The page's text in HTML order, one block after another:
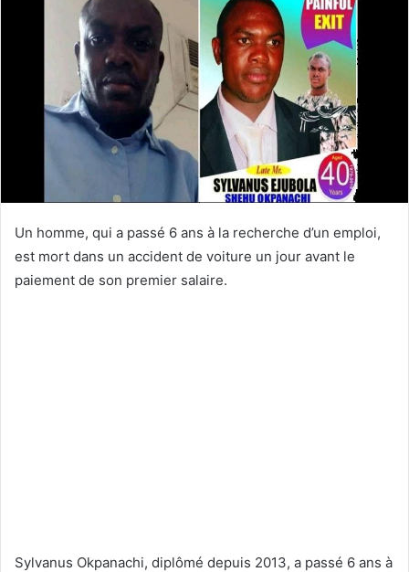
Un homme, qui a passé 6 ans à la recherche d’un emploi,
est mort dans un accident de voiture un jour avant le
paiement de son premier salaire.
Sylvanus Okpanachi, diplômé depuis 2013, a passé 6 ans à